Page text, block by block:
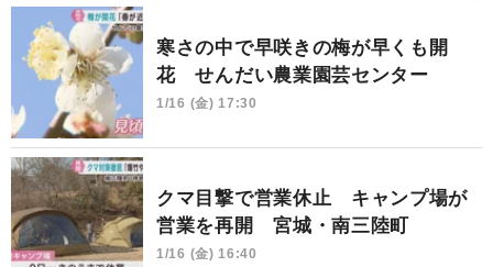
寒さの中で早咲きの梅が早くも開
花 せんだい農業園芸センター
1/16 (金) 17:30
クマ目撃で営業休止 キャンプ場が
営業を再開 宮城・南三陸町
1/16 (金) 16:40